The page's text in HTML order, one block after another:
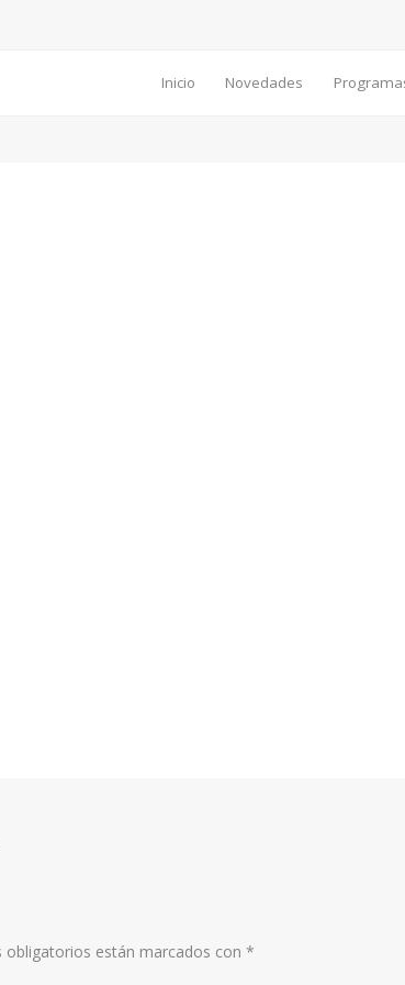
Inicio Novedades
obligatorios están marcados con *